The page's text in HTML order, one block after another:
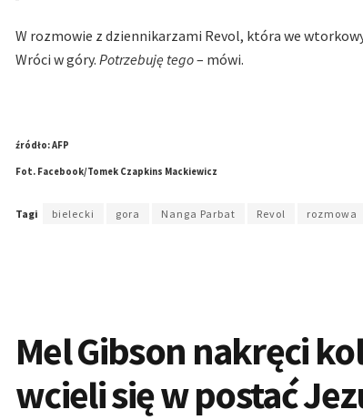
W rozmowie z dziennikarzami Revol, która we
Wróci w góry. Potrzebuję tego– mówi.
źródło: AFP
Fot. Facebook/Tomek Czapkins Mackiewicz
Tagi bielecki gora Nanga Parbat Revol rozmowa
Mel Gibson nakręci
wcieli się w postać